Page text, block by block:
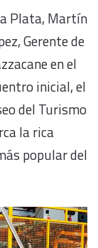
Plata, Martín
Gerente de
en el
inicial, el
del Turismo
la rica
popular del